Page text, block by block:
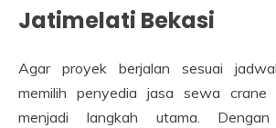
Jatimelati Bekasi
Agar proyek berjalan sesuai
memilih penyedia jasa sewa crane
menjadi langkah utama.